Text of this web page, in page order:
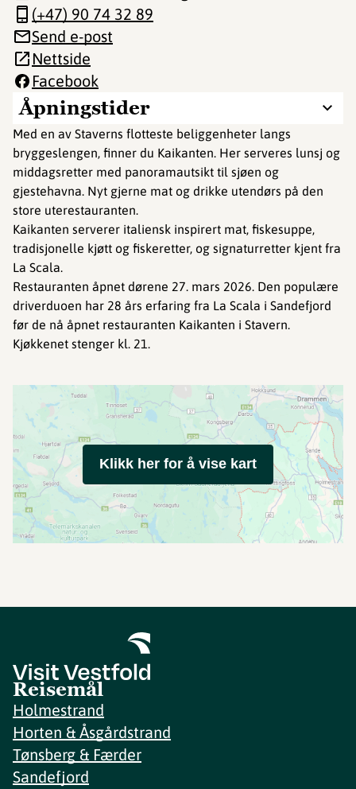
Åpningstider
Med en av Staverns flotteste beliggenheter langs
bryggeslengen, finner du Kaikanten. Her serveres lunsj og
middagsretter med panoramautsikt til sjøen og
gjestehavna. Nyt gjerne mat og drikke utendørs på den
store uterestauranten.
Kaikanten serverer italiensk inspirert mat, fiskesuppe,
tradisjonelle kjøtt og fiskeretter, og signaturretter kjent fra
La Scala.
Restauranten åpnet dørene 27. mars 2026. Den populære
driverduoen har 28 års erfaring fra La Scala i Sandefjord
før de nå åpnet restauranten Kaikanten i Stavern.
Kjøkkenet stenger kl. 21.
(+47) 90 74 32 89
Send e-post
Nettside
Facebook
Klikk her for å vise kart
Reisemål
Holmestrand
Horten & Åsgårdstrand
Tønsberg & Færder
Sandefjord